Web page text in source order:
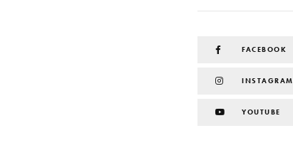
FACEBOOK
INSTAGRAM
YOUTUBE